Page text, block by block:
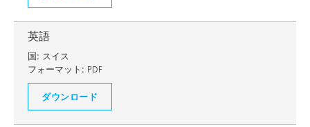
英語
国: スイス
フォーマット: PDF
ダウンロード